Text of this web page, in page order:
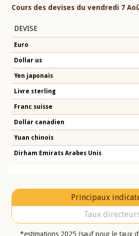
Cours des devises du vendredi 7
DEVISE
Euro
Dollar us
Yen japonais
Livre sterling
Franc suisse
Dollar canadien
Yuan chinois
Dirham Emirats Arabes Unis
Principaux
Taux
*estimations 2025 (sauf pour le taux